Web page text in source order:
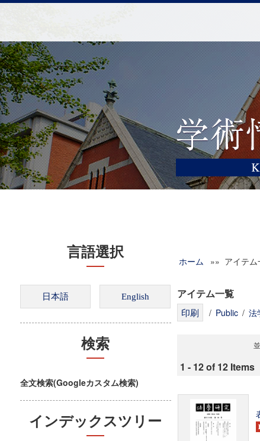
言語選択
検索
全文検索(Googleカスタム検索)
インデックスツリー
ホーム »» アイテム
アイテム一覧
/ Public / 法
1 - 12 of 12 Items